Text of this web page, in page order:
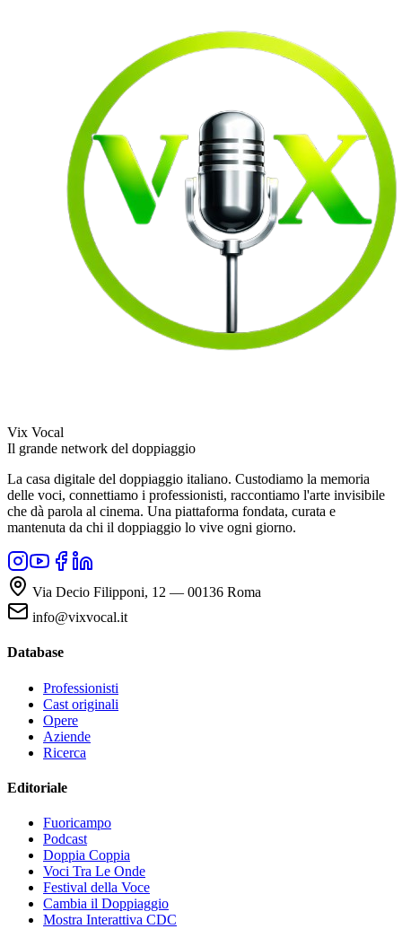
Vix Vocal
Il grande network del doppiaggio
La casa digitale del doppiaggio italiano. Custodiamo la memoria
delle voci, connettiamo i professionisti, raccontiamo l'arte invisibile
che dà parola al cinema. Una piattaforma fondata, curata e
mantenuta da chi il doppiaggio lo vive ogni giorno.
Via Decio Filipponi, 12 — 00136 Roma
info@vixvocal.it
Database
Professionisti
Cast originali
Opere
Aziende
Ricerca
Editoriale
Fuoricampo
Podcast
Doppia Coppia
Voci Tra Le Onde
Festival della Voce
Cambia il Doppiaggio
Mostra Interattiva CDC